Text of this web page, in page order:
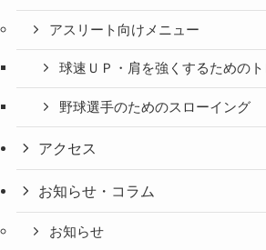
アスリート向けメニュー
球速ＵＰ・肩を強くするための
野球選手のためのスローイング
アクセス
お知らせ・コラム
お知らせ